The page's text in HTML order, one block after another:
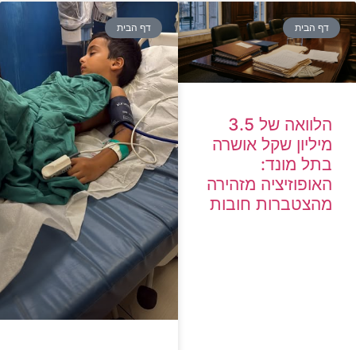
דף הבית
הלוואה של 3.5
מיליון שקל אושרה
בתל מונד:
האופוזיציה מזהירה
מהצטברות חובות
דף הבית